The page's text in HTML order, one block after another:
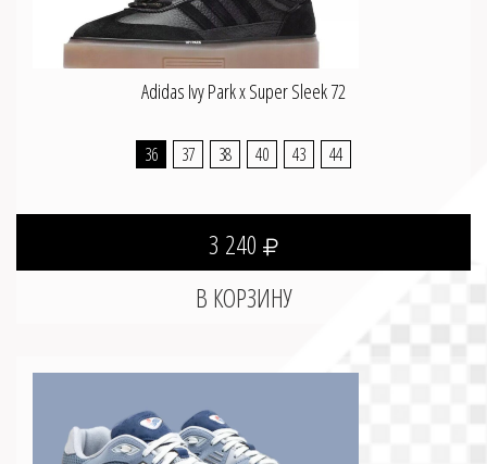
Adidas Ivy Park x Super Sleek 72
36 37 38 40 43 44
3 240